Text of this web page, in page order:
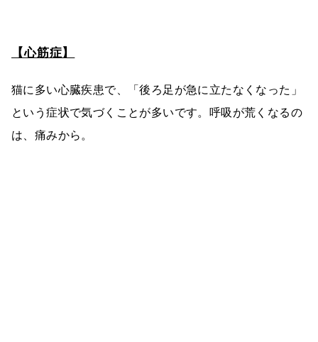
【心筋症】
猫に多い心臓疾患で、「後ろ足が急に立たなくなった」
という症状で気づくことが多いです。呼吸が荒くなるの
は、痛みから。